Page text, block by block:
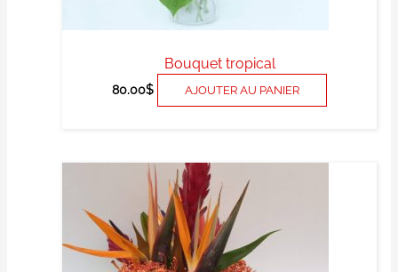
Bouquet tropical
80.00$ AJOUTER AU PANIER